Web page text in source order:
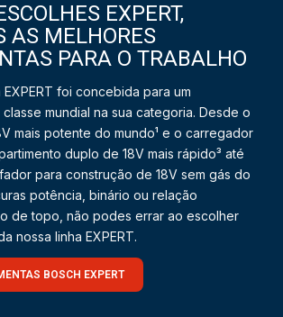
EXPERT,
AS MELHORES
PARA O TRABALHO
foi concebida para um
mundial na sua categoria. Desde o
mais potente do mundo¹ e o carregador
duplo de 18V mais rápido³ até
para construção de 18V sem gás do
potência, binário ou relação
de topo, não podes errar ao escolher
nossa linha EXPERT.
BOSCH EXPERT